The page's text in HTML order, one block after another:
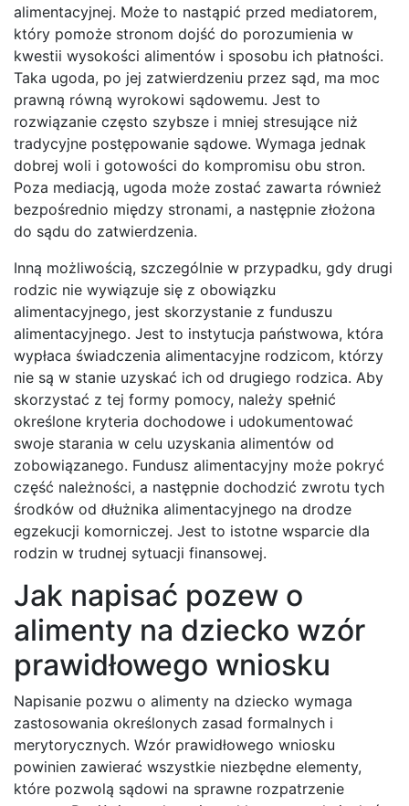
alimentacyjnej. Może to nastąpić przed mediatorem,
który pomoże stronom dojść do porozumienia w
kwestii wysokości alimentów i sposobu ich płatności.
Taka ugoda, po jej zatwierdzeniu przez sąd, ma moc
prawną równą wyrokowi sądowemu. Jest to
rozwiązanie często szybsze i mniej stresujące niż
tradycyjne postępowanie sądowe. Wymaga jednak
dobrej woli i gotowości do kompromisu obu stron.
Poza mediacją, ugoda może zostać zawarta również
bezpośrednio między stronami, a następnie złożona
do sądu do zatwierdzenia.
Inną możliwością, szczególnie w przypadku, gdy drugi
rodzic nie wywiązuje się z obowiązku
alimentacyjnego, jest skorzystanie z funduszu
alimentacyjnego. Jest to instytucja państwowa, która
wypłaca świadczenia alimentacyjne rodzicom, którzy
nie są w stanie uzyskać ich od drugiego rodzica. Aby
skorzystać z tej formy pomocy, należy spełnić
określone kryteria dochodowe i udokumentować
swoje starania w celu uzyskania alimentów od
zobowiązanego. Fundusz alimentacyjny może pokryć
część należności, a następnie dochodzić zwrotu tych
środków od dłużnika alimentacyjnego na drodze
egzekucji komorniczej. Jest to istotne wsparcie dla
rodzin w trudnej sytuacji finansowej.
Jak napisać pozew o
alimenty na dziecko wzór
prawidłowego wniosku
Napisanie pozwu o alimenty na dziecko wymaga
zastosowania określonych zasad formalnych i
merytorycznych. Wzór prawidłowego wniosku
powinien zawierać wszystkie niezbędne elementy,
które pozwolą sądowi na sprawne rozpatrzenie